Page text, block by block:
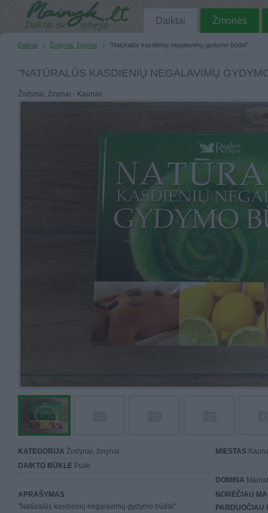
Daiktai Žmonės
Daiktai Žodynai, žinynai "Natūralūs kasdienių negalavimų gydymo būdai"
"NATŪRALŪS KASDIENIŲ NEGALAVIMŲ
Žodynai, žinynai - Kaunas
KATEGORIJA Žodynai, žinynai MIESTAS
DAIKTO BŪKLĖ Puiki
DOMINA
APRAŠYMAS
"Natūralūs kasdienių negalavimų gydymo būdai"
NORĖČIAU
PARDUOČIAU